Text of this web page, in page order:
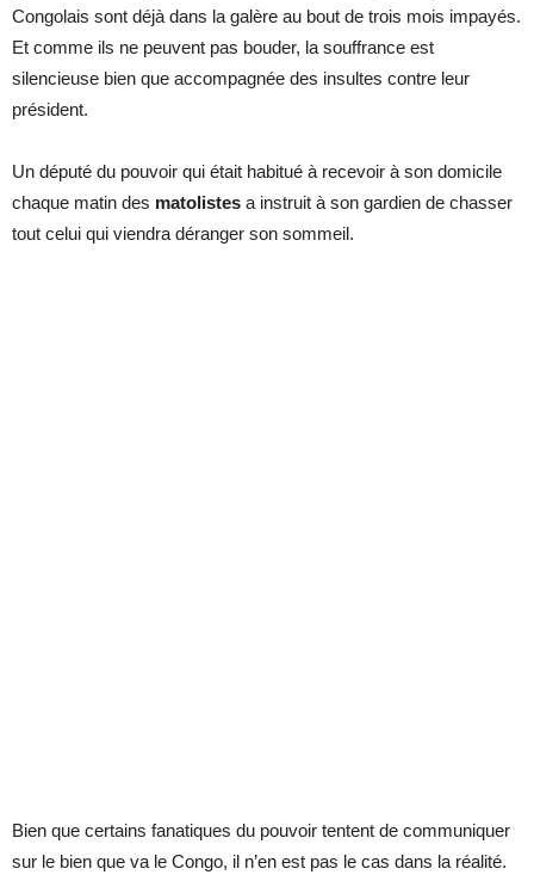
Congolais sont déjà dans la galère au bout de trois mois impayés.
Et comme ils ne peuvent pas bouder, la souffrance est
silencieuse bien que accompagnée des insultes contre leur
président.
Un député du pouvoir qui était habitué à recevoir à son domicile
chaque matin des matolistes a instruit à son gardien de chasser
tout celui qui viendra déranger son sommeil.
Bien que certains fanatiques du pouvoir tentent de communiquer
sur le bien que va le Congo, il n’en est pas le cas dans la réalité.